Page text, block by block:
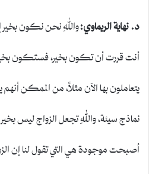
د. نهاية الريماوي:واللهِ نحن نكون بخير
أنت قررت أن تكون بخير، فستكون
يتعاملون بها الآن مثلاً، من الممكن
نماذج سيئة، واللهِ تجعل الزواج ليس
أصبحت موجودة هي التي تقول لنا إن